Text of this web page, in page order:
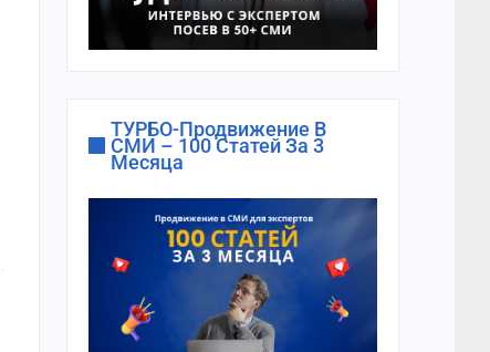
ТУРБО-Продвижение В
СМИ – 100 Статей За 3
Месяца